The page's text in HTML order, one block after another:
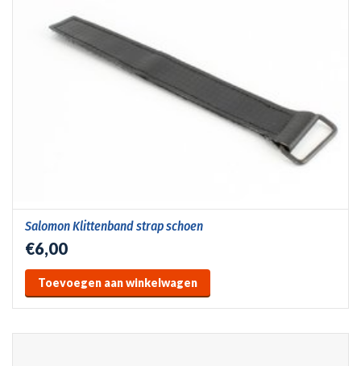
Salomon Klittenband strap schoen
€6,00
Toevoegen aan winkelwagen